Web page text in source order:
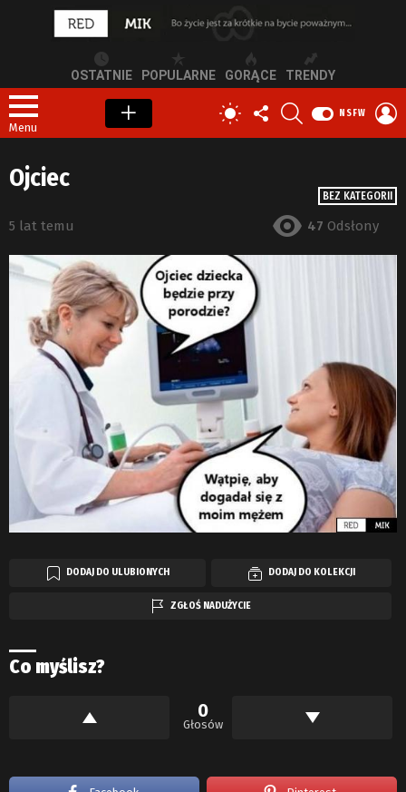
OSTATNIE POPULARNE GORĄCE TRENDY
Menu
PRZEŁĄCZ
SKÓRKĘ
OBSERWUJ
NAS
NSFW
BEZ KATEGORII
Ojciec
5 lat temu 47 Odsłony
DODAJ DO ULUBIONYCH DODAJ DO KOLEKCJI
ZGŁOŚ NADUŻYCIE
Co myślisz?
0
Głosów